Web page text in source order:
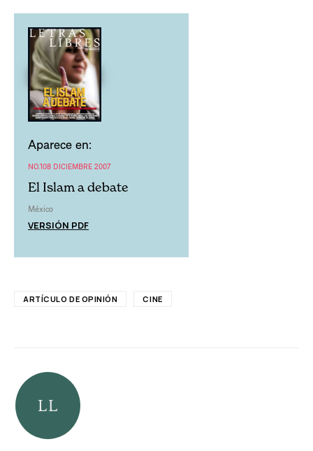
Aparece en:
NO.108 DICIEMBRE 2007
El Islam a debate
México
VERSIÓN PDF
ARTÍCULO DE OPINIÓN CINE